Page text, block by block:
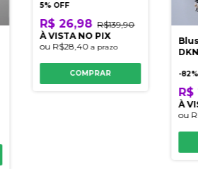
5% OFF
R$ 26,98 R$139,90
À VISTA NO PIX
ou R$28,40a prazo
COMPRAR -82
À
ou